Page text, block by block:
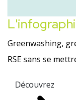
Greenwashing,
RSE sans se
Découvrez